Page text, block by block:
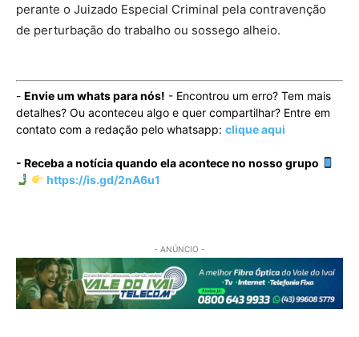
perante o Juizado Especial Criminal pela contravenção
de perturbação do trabalho ou sossego alheio.
- Envie um whats para nós! - Encontrou um erro? Tem mais
detalhes? Ou aconteceu algo e quer compartilhar? Entre em
contato com a redação pelo whatsapp: clique aqui
- Receba a notícia quando ela acontece no nosso grupo
https://is.gd/2nA6u1
- ANÚNCIO -